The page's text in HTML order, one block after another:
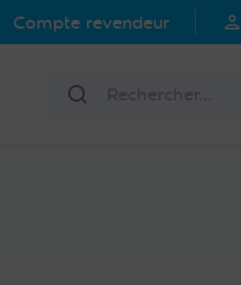
Compte revendeur person